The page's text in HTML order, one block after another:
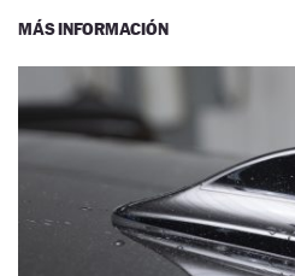
MÁS INFORMACIÓN